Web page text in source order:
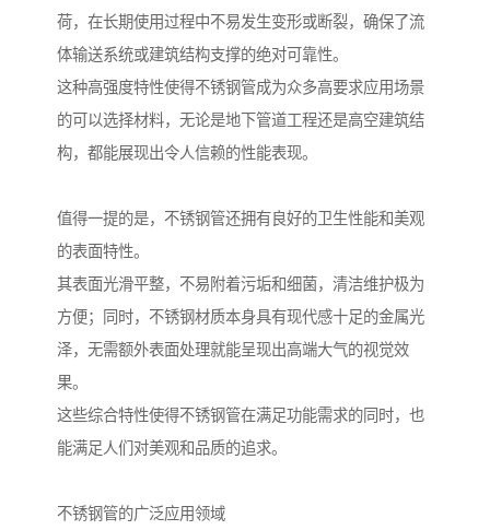
荷，在长期使用过程中不易发生变形或断裂，确保了流
体输送系统或建筑结构支撑的绝对可靠性。
这种高强度特性使得不锈钢管成为众多高要求应用场景
的可以选择材料，无论是地下管道工程还是高空建筑结
构，都能展现出令人信赖的性能表现。
值得一提的是，不锈钢管还拥有良好的卫生性能和美观
的表面特性。
其表面光滑平整，不易附着污垢和细菌，清洁维护极为
方便；同时，不锈钢材质本身具有现代感十足的金属光
泽，无需额外表面处理就能呈现出高端大气的视觉效
果。
这些综合特性使得不锈钢管在满足功能需求的同时，也
能满足人们对美观和品质的追求。
不锈钢管的广泛应用领域